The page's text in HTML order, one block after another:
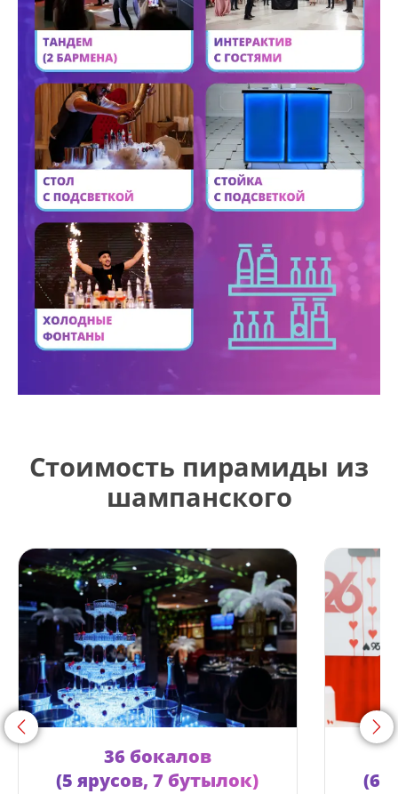
Стоимость пирамиды из
шампанского
<
36 бокалов
(5 ярусов, 7 бутылок)
(6
>